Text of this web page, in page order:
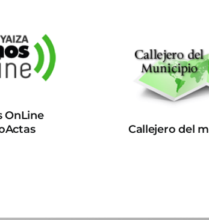
OnLine
Callejero del